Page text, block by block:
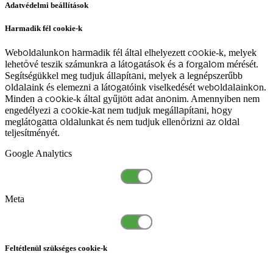
Adatvédelmi beállítások
Harmadik fél cookie-k
Weboldalunkon harmadik fél által elhelyezett cookie-k, melyek
lehetővé teszik számunkra a látogatások és a forgalom mérését.
Segítségükkel meg tudjuk állapítani, melyek a legnépszerűbb
oldalaink és elemezni a látogatóink viselkedését weboldalainkon.
Minden a cookie-k által gyűjtött adat anonim. Amennyiben nem
engedélyezi a cookie-kat nem tudjuk megállapítani, hogy
meglátogatta oldalunkat és nem tudjuk ellenőrizni az oldal
teljesítményét.
Google Analytics
Meta
Feltétlenül szükséges cookie-k